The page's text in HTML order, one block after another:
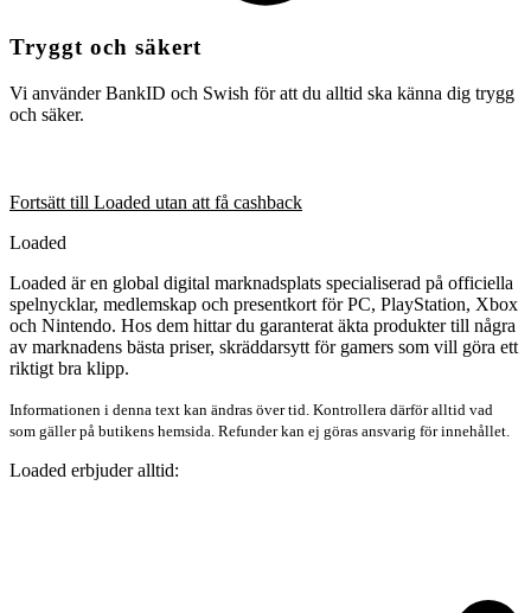
Tryggt och säkert
Vi använder BankID och Swish för att du alltid ska känna dig trygg
och säker.
Fortsätt till Loaded utan att få cashback
Loaded
Loaded är en global digital marknadsplats specialiserad på officiella
spelnycklar, medlemskap och presentkort för PC, PlayStation, Xbox
och Nintendo. Hos dem hittar du garanterat äkta produkter till några
av marknadens bästa priser, skräddarsytt för gamers som vill göra ett
riktigt bra klipp.
Informationen i denna text kan ändras över tid. Kontrollera därför alltid vad
som gäller på butikens hemsida. Refunder kan ej göras ansvarig för innehållet.
Loaded erbjuder alltid: